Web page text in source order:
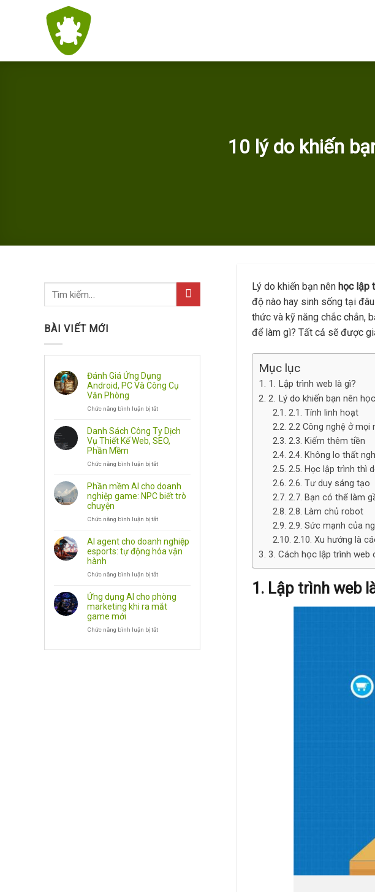
10 lý do khiến
BÀI VIẾT MỚI
Đánh Giá Ứng Dụng
Android, PC Và Công Cụ
Văn Phòng
Chức năng bình luận bị tắt
Giá
Ứng
Dụng
Công
Cụ
Văn
Danh Sách Công Ty Dịch
Vụ Thiết Kế Web, SEO,
Phần Mềm
Chức năng bình luận bị tắt
Sách
Công
Ty
Web,
SEO,
Phần mềm AI cho doanh
nghiệp game: NPC biết trò
chuyện
Chức năng bình luận bị tắt
AI
cho
NPC
biết
trò
AI agent cho doanh nghiệp
esports: tự động hóa vận
hành
Chức năng bình luận bị tắt
agent
cho
doanh
Ứng dụng AI cho phòng
marketing khi ra mắt
game mới
Chức năng bình luận bị tắt
Lý do khiến bạn nên học lập
độ nào hay sinh sống tại
thức và kỹ năng chắc chắn,
để làm gì? Tất cả sẽ được
Mục lục
1. Lập trình web là gì?
2. Lý do khiến bạn nên
2.1. Tính linh hoạt
2.2 Công nghệ ở mọi
2.3. Kiếm thêm tiền
2.4. Không lo thất
2.5. Học lập trình thì
2.6. Tư duy sáng tạo
2.7. Bạn có thể làm
2.8. Làm chủ robot
2.9. Sức mạnh của
2.10. Xu hướng là
3. Cách học lập trình web
1. Lập trình web